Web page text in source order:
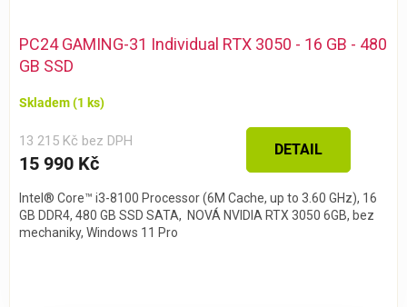
PC24 GAMING-31 Individual RTX 3050 - 16 GB - 480
GB SSD
Skladem(1 ks)
13 215 Kč bez DPH
15 990 Kč
DETAIL
Intel® Core™ i3-8100 Processor (6M Cache, up to 3.60 GHz), 16
GB DDR4, 480 GB SSD SATA, NOVÁ NVIDIA RTX 3050 6GB, bez
mechaniky, Windows 11 Pro